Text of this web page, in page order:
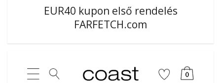
EUR40 kupon első rendelés
FARFETCH.com